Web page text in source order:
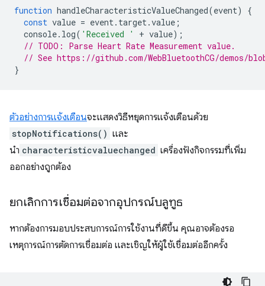
function handleCharacteristicValueChanged(event)
{
const value = event. target.value ;
console. log( 'Received ' + value);
// TODO: Parse Heart Rate Measurement value.
// See https://github.com/WebBluetoothCG/demos/
}
ตัวอย่างการแจ้งเตือนจะแสดงวิธีหยุดการแจ้งเตือนด้วย
stopNotifications() และ
นำ characteristicvaluechanged เครื่องฟังกิจกรรมที่เพิ่ม
ออกอย่างถูกต้อง
ยกเลิกการเชื่อมต่อจากอุปกรณ์บลูทูธ
หากต้องการมอบประสบการณ์การใช้งานที่ดีขึ้น คุณอาจต้องรอ
เหตุการณ์การตัดการเชื่อมต่อ และเชิญให้ผู้ใช้เชื่อมต่ออีกครั้ง